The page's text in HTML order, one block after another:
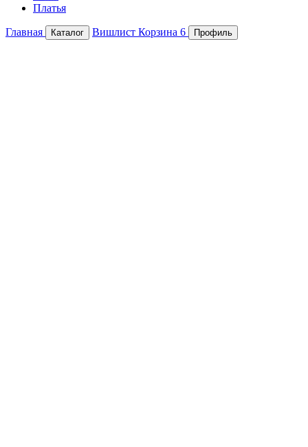
Платья
Главная Каталог Вишлист Корзина 6 Профиль